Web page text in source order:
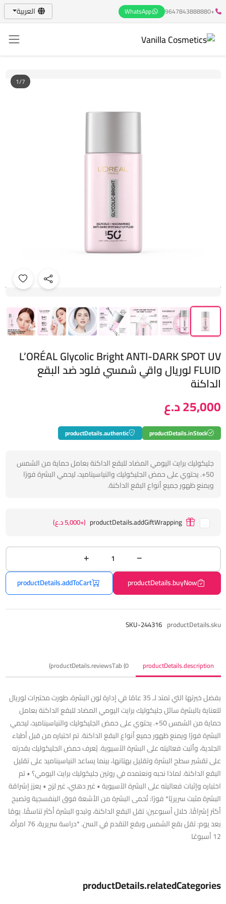
+9647843888880
WhatsApp العربية
1/7
L’ORÉAL Glycolic Bright ANTI-DARK SPOT UV
FLUID لوريال واقي شمسي فلود ضد البقع
الداكنة
25,000 د.ع
productDetails.inStock
productDetails.authentic
جليكوليك برايت اليومي المضاد للبقع الداكنة بعامل حماية من الشمس
50+. يحتوي على حمض الجليكوليك والنياسيناميد، ليحمي البشرة فورًا
ويمنع ظهور جميع أنواع البقع الداكنة.
productDetails.addGiftWrapping (+5,000 د.ع)
productDetails.buyNow
productDetails.addToCart
productDetails.sku
SKU-244316
productDetails.description
productDetails.reviewsTab (0)
بفضل خبرتها التي تمتد لـ 35 عامًا في إدارة لون البشرة، طورت مختبرات لوريال
للعناية بالبشرة سائل جليكوليك برايت اليومي المضاد للبقع الداكنة بعامل
حماية من الشمس 50+. يحتوي على حمض الجليكوليك والنياسيناميد، ليحمي
البشرة فورًا ويمنع ظهور جميع أنواع البقع الداكنة. تم اختباره من قبل أطباء
الجلدية، وأثبت فعاليته على البشرة الآسيوية. يُعرف حمض الجليكوليك بقدرته
على تقشير سطح البشرة وتقليل بهتانها، بينما يساعد النياسيناميد على تقليل
البقع الداكنة. لماذا نحبه ونعتمده في روتين جليكوليك برايت اليومي؟ • تم
اختباره وإثبات فعاليته على البشرة الآسيوية • غير دهني، غير لزج • يعزز إشراقة
البشرة مثبت سريريًا* فورًا: تُحمى البشرة من الأشعة فوق البنفسجية وتصبح
أكثر إشراقًا. خلال أسبوعين: تقل البقع الداكنة، وتبدو البشرة أكثر تناسقًا. يومًا
بعد يوم: تقل بقع الشمس وبقع التقدم في السن. *دراسة سريرية، 76 امرأة،
12 أسبوعًا
productDetails.relatedCategories